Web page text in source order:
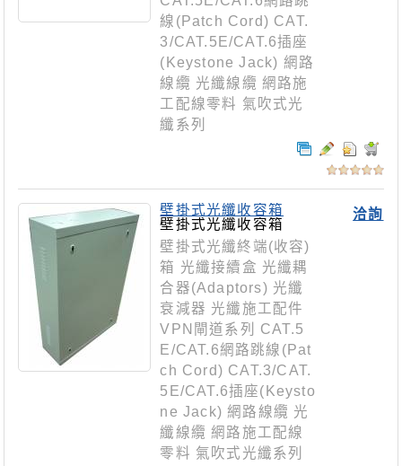
線(Patch Cord) CAT.
3/CAT.5E/CAT.6插座
(Keystone Jack) 網路
線纜 光纖線纜 網路施
工配線零料 氣吹式光
纖系列
洽詢
壁掛式光纖收容箱
壁掛式光纖收容箱
壁掛式光纖終端(收容)
箱 光纖接續盒 光纖耦
合器(Adaptors) 光纖
衰減器 光纖施工配件
VPN閘道系列 CAT.5
E/CAT.6網路跳線(Pat
ch Cord) CAT.3/CAT.
5E/CAT.6插座(Keysto
ne Jack) 網路線纜 光
纖線纜 網路施工配線
零料 氣吹式光纖系列